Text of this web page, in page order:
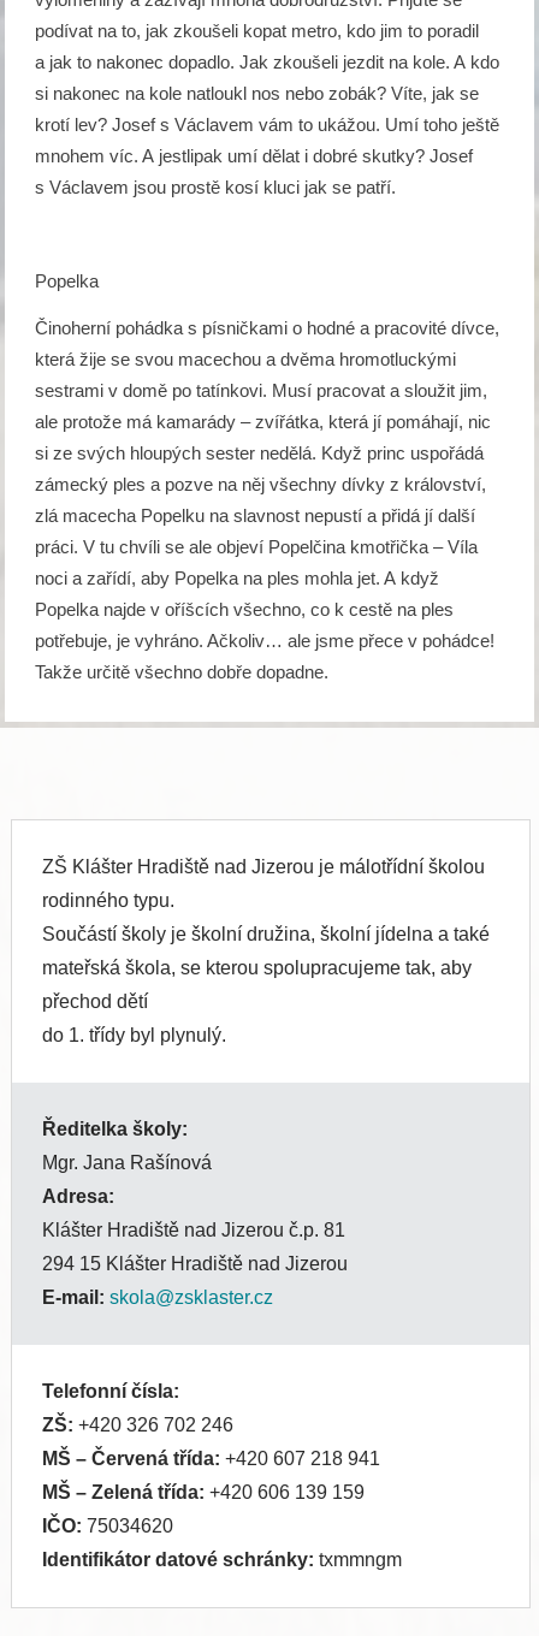
podívat na to, jak zkoušeli kopat metro, kdo jim to poradil
a jak to nakonec dopadlo. Jak zkoušeli jezdit na kole. A kdo
si nakonec na kole natloukl nos nebo zobák? Víte, jak se
krotí lev? Josef s Václavem vám to ukážou. Umí toho ještě
mnohem víc. A jestlipak umí dělat i dobré skutky? Josef
s Václavem jsou prostě kosí kluci jak se patří.
Popelka
Činoherní pohádka s písničkami o hodné a pracovité dívce,
která žije se svou macechou a dvěma hromotluckými
sestrami v domě po tatínkovi. Musí pracovat a sloužit jim,
ale protože má kamarády – zvířátka, která jí pomáhají, nic
si ze svých hloupých sester nedělá. Když princ uspořádá
zámecký ples a pozve na něj všechny dívky z království,
zlá macecha Popelku na slavnost nepustí a přidá jí další
práci. V tu chvíli se ale objeví Popelčina kmotřička – Víla
noci a zařídí, aby Popelka na ples mohla jet. A když
Popelka najde v oříšcích všechno, co k cestě na ples
potřebuje, je vyhráno. Ačkoliv… ale jsme přece v pohádce!
Takže určitě všechno dobře dopadne.
ZŠ Klášter Hradiště nad Jizerou je málotřídní školou
rodinného typu.
Součástí školy je školní družina, školní jídelna a také
mateřská škola, se kterou spolupracujeme tak, aby
přechod dětí
do 1. třídy byl plynulý.
Ředitelka školy:
Mgr. Jana Rašínová
Adresa:
Klášter Hradiště nad Jizerou č.p. 81
294 15 Klášter Hradiště nad Jizerou
E-mail: skola@zsklaster.cz
Telefonní čísla:
ZŠ: +420 326 702 246
MŠ – Červená třída: +420 607 218 941
MŠ – Zelená třída: +420 606 139 159
IČO: 75034620
Identifikátor datové schránky: txmmngm